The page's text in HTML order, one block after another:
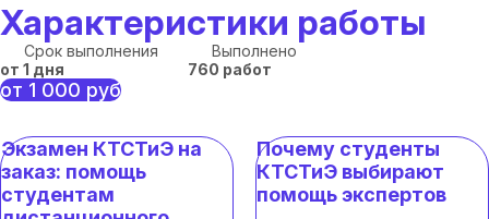
Характеристики работы
Срок выполнения
от 1 дня
Выполнено
760 работ
от 1 000 руб
Экзамен КТСТиЭ на
заказ: помощь
студентам
Почему студенты
КТСТиЭ выбирают
помощь экспертов